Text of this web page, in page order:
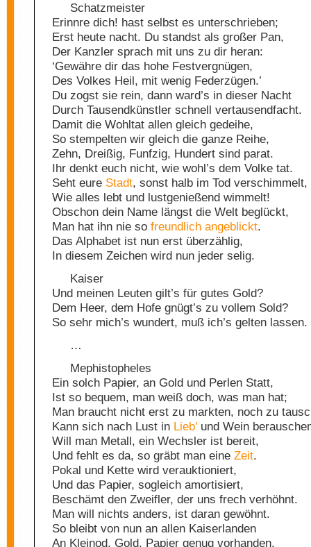
Schatzmeister
Erinnre dich! hast selbst es unterschrieben;
Erst heute nacht. Du standst als großer Pan,
Der Kanzler sprach mit uns zu dir heran:
‘Gewähre dir das hohe Festvergnügen,
Des Volkes Heil, mit wenig Federzügen.’
Du zogst sie rein, dann ward’s in dieser Nacht
Durch Tausendkünstler schnell vertausendfacht.
Damit die Wohltat allen gleich gedeihe,
So stempelten wir gleich die ganze Reihe,
Zehn, Dreißig, Funfzig, Hundert sind parat.
Ihr denkt euch nicht, wie wohl’s dem Volke tat.
Seht eure Stadt, sonst halb im Tod verschimmelt,
Wie alles lebt und lustgenießend wimmelt!
Obschon dein Name längst die Welt beglückt,
Man hat ihn nie so freundlich angeblickt.
Das Alphabet ist nun erst überzählig,
In diesem Zeichen wird nun jeder selig.
Kaiser
Und meinen Leuten gilt’s für gutes Gold?
Dem Heer, dem Hofe gnügt’s zu vollem Sold?
So sehr mich’s wundert, muß ich’s gelten lassen.
…
Mephistopheles
Ein solch Papier, an Gold und Perlen Statt,
Ist so bequem, man weiß doch, was man hat;
Man braucht nicht erst zu markten, noch zu
Kann sich nach Lust in Lieb’ und Wein
Will man Metall, ein Wechsler ist bereit,
Und fehlt es da, so gräbt man eine Zeit.
Pokal und Kette wird verauktioniert,
Und das Papier, sogleich amortisiert,
Beschämt den Zweifler, der uns frech verhöhnt.
Man will nichts anders, ist daran gewöhnt.
So bleibt von nun an allen Kaiserlanden
An Kleinod, Gold, Papier genug vorhanden.